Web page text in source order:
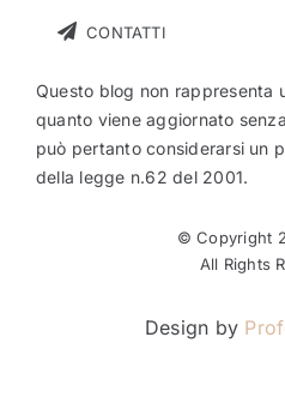
CONTATTI
Questo blog non rappresenta
quanto viene aggiornato
può pertanto considerarsi un
della legge n.62 del 2001.
© Copyright
All Rights
Design by